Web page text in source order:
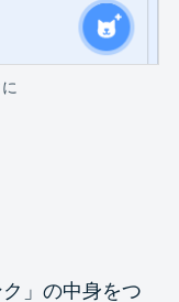
」の中身をつ